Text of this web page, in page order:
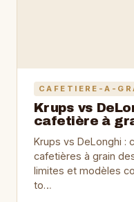
CAFETIERE-A-
Krups vs
cafetière à
Krups vs DeLonghi :
cafetières à grain
limites et modèles
to…